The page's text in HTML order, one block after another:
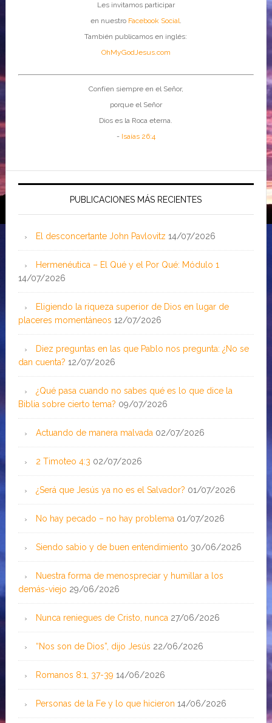
Les invitamos participar
en nuestro Facebook Social.
También publicamos en inglés:
OhMyGodJesus.com
Confíen siempre en el Señor,
porque el Señor
Dios es la Roca eterna.
- Isaías 26:4
PUBLICACIONES MÁS RECIENTES
El desconcertante John Pavlovitz 14/07/2026
Hermenéutica – El Qué y el Por Qué: Módulo 1
14/07/2026
Eligiendo la riqueza superior de Dios en lugar de
placeres momentáneos 12/07/2026
Diez preguntas en las que Pablo nos pregunta: ¿No se
dan cuenta? 12/07/2026
¿Qué pasa cuando no sabes qué es lo que dice la
Biblia sobre cierto tema? 09/07/2026
Actuando de manera malvada 02/07/2026
2 Timoteo 4:3 02/07/2026
¿Será que Jesús ya no es el Salvador? 01/07/2026
No hay pecado – no hay problema 01/07/2026
Siendo sabio y de buen entendimiento 30/06/2026
Nuestra forma de menospreciar y humillar a los
demás-viejo 29/06/2026
Nunca reniegues de Cristo, nunca 27/06/2026
“Nos son de Dios”, dijo Jesús 22/06/2026
Romanos 8:1, 37-39 14/06/2026
Personas de la Fe y lo que hicieron 14/06/2026